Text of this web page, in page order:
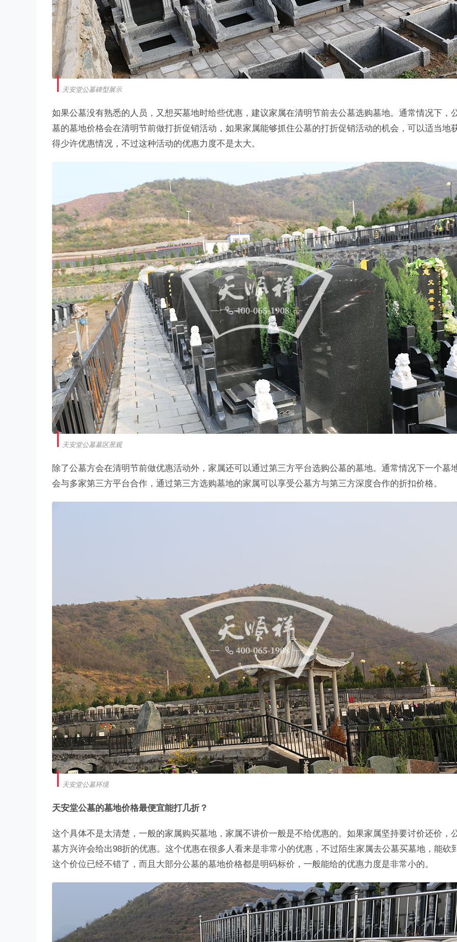
天安堂公墓碑型展示
如果公墓没有熟悉的人员，又想买墓地时给些优惠，建议家属在清明节前去公墓选购墓地。通常情况下，
墓的墓地价格会在清明节前做打折促销活动，如果家属能够抓住公墓的打折促销活动的机会，可以适当地
得少许优惠情况，不过这种活动的优惠力度不是太大。
天安堂公墓墓区景观
除了公墓方会在清明节前做优惠活动外，家属还可以通过第三方平台选购公墓的墓地。通常情况下一个墓
会与多家第三方平台合作，通过第三方选购墓地的家属可以享受公墓方与第三方深度合作的折扣价格。
天安堂公墓环境
天安堂公墓的墓地价格最便宜能打几折？
这个具体不是太清楚，一般的家属购买墓地，家属不讲价一般是不给优惠的。如果家属坚持要讨价还价，
墓方兴许会给出98折的优惠。这个优惠在很多人看来是非常小的优惠，不过陌生家属去公墓买墓地，能砍
这个价位已经不错了，而且大部分公墓的墓地价格都是明码标价，一般能给的优惠力度是非常小的。